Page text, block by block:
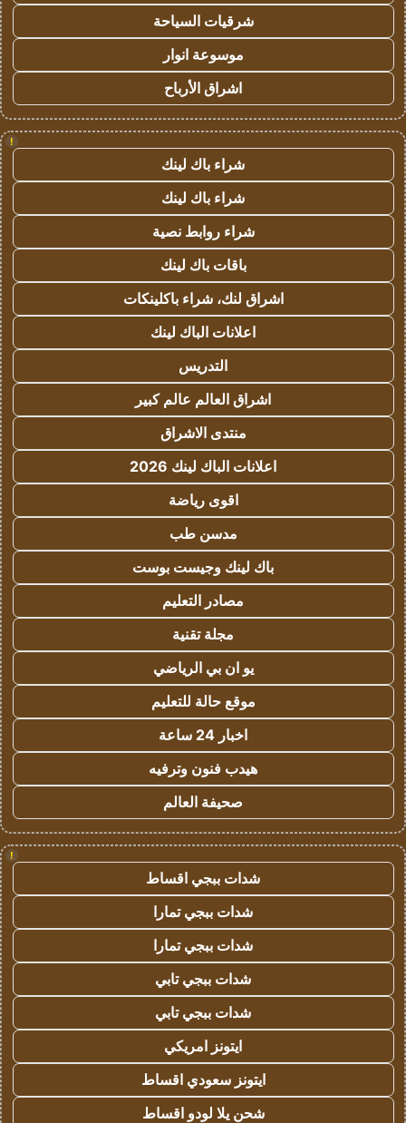
شرقيات السياحة
موسوعة انوار
اشراق الأرباح
!
شراء باك لينك
شراء باك لينك
شراء روابط نصية
باقات باك لينك
اشراق لنك، شراء باكلينكات
اعلانات الباك لينك
التدريس
اشراق العالم عالم كبير
منتدى الاشراق
اعلانات الباك لينك 2026
اقوى رياضة
مدسن طب
باك لينك وجيست بوست
مصادر التعليم
مجلة تقنية
يو ان بي الرياضي
موقع حالة للتعليم
اخبار 24 ساعة
هيدب فنون وترفيه
صحيفة العالم
!
شدات ببجي اقساط
شدات ببجي تمارا
شدات ببجي تمارا
شدات ببجي تابي
شدات ببجي تابي
ايتونز امريكي
ايتونز سعودي اقساط
شحن يلا لودو اقساط